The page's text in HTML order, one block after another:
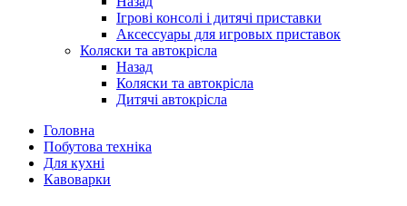
Ігрові консолі і дитячі приставки
Аксессуары для игровых приставок
Коляски та автокрісла
Назад
Коляски та автокрісла
Дитячі автокрісла
Головна
Побутова техніка
Для кухні
Кавоварки